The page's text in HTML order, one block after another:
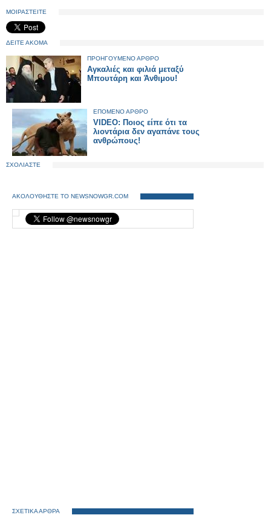
ΜΟΙΡΑΣΤΕΙΤΕ
ΔΕΙΤΕ ΑΚΟΜΑ
ΠΡΟΗΓΟΥΜΕΝΟ ΑΡΘΡΟ
Αγκαλιές και φιλιά μεταξύ
Μπουτάρη και Άνθιμου!
ΕΠΟΜΕΝΟ ΑΡΘΡΟ
VIDEO: Ποιος είπε ότι τα
λιοντάρια δεν αγαπάνε τους
ανθρώπους!
ΣΧΟΛΙΑΣΤΕ
ΑΚΟΛΟΥΘΗΣΤΕ ΤΟ NEWSNOWGR.COM
ΣΧΕΤΙΚΑ ΑΡΘΡΑ